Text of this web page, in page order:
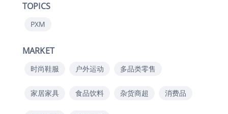
TOPICS
PXM
MARKET
时尚鞋服 户外运动 多品类零售
家居家具 食品饮料 杂货商超 消费品